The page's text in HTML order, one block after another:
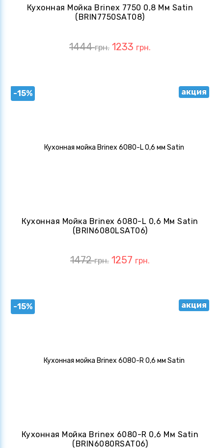
Кухонная Мойка Brinex 7750 0,8 Мм Satin
(BRIN7750SAT08)
1444грн. 1233 грн.
-15% акция
Кухонная Мойка Brinex 6080-L 0,6 Мм Satin
(BRIN6080LSAT06)
1472грн. 1257 грн.
-15% акция
Кухонная Мойка Brinex 6080-R 0,6 Мм Satin
(BRIN6080RSAT06)